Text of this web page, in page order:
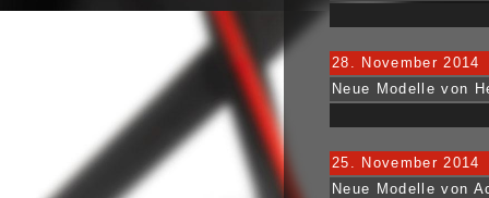
28. November 2014
Neue Modelle von
25. November 2014
Neue Modelle von